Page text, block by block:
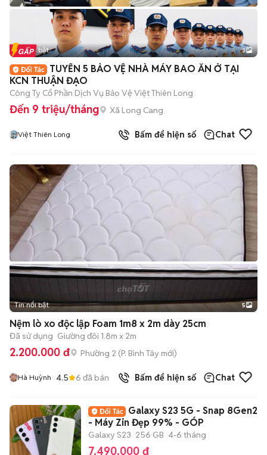
Tin nổi bật 3
TUYỂN 5 BẢO VỆ NHÀ MÁY BAO ĂN Ở TẠI
KCN THUẬN ĐẠO
Công Ty Cổ Phần Dịch Vụ Bảo Vệ Việt Thiên Long
Đến 9 triệu/tháng Xã Long Cang
Việt Thiên Long Bấm để hiện số Chat
Tin nổi bật 5
Nệm lò xo độc lập Foam 1m8 x 2m dày 25cm
Đã sử dụng Giường đôi 1.8m x 2m
2.200.000 đ Phường 2 (P. Bình Tây mới)
Hà Huỳnh 4.5 6 đã bán Bấm để hiện số Chat
Galaxy S23 5G - Snap 8Gen2
- Máy Zin Đẹp 99% - GÓP
Galaxy S23 256 GB 4-6 tháng
7.490.000 đ